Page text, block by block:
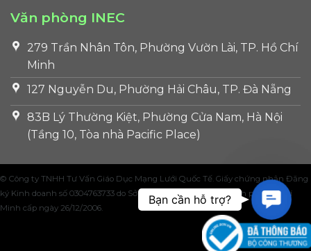
Văn phòng INEC
279 Trần Nhân Tôn, Phường Vườn Lài, TP. Hồ Chí
Minh
127 Nguyễn Du, Phường Hải Châu, TP. Đà Nẵng
83B Lý Thường Kiệt, Phường Cửa Nam, Hà Nội
(Tầng 10, Tòa nhà Pacific Place)
© Công ty TNHH Tư Vấn Giáo Dục Mạng Lưới Quốc Tế. Giấy chứng nhận Đăng
ký Kinh doanh số 0304763733 do Sở Kế hoạch và Đầu tư Thành phố Hồ Chí
Minh cấp ngày 26/12/2006.
Us
Bạn cần hỗ trợ?